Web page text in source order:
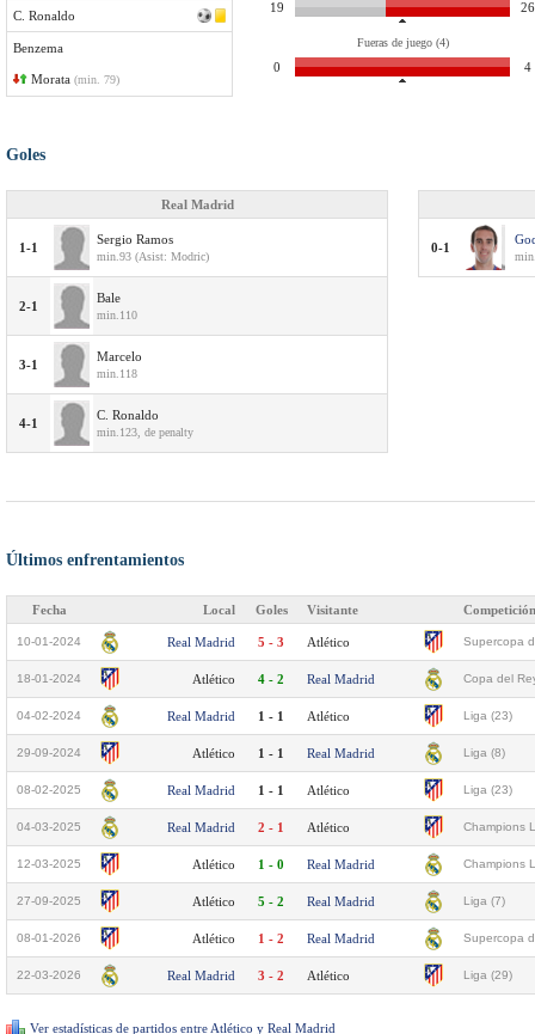
C. Ronaldo
Benzema
Morata (min. 79)
19 26
Fueras de juego (4)
0 4
Goles
Real Madrid
1-1
Sergio Ramos
min.93 (Asist: Modric)
2-1
Bale
min.110
3-1
Marcelo
min.118
4-1
C. Ronaldo
min.123, de penalty
0-1
Últimos enfrentamientos
Fecha Local Goles Visitante Competición
10-01-2024 Real Madrid 5 - 3 Atlético Supercopa
18-01-2024 Atlético 4 - 2 Real Madrid Copa del
04-02-2024 Real Madrid 1 - 1 Atlético Liga (23)
29-09-2024 Atlético 1 - 1 Real Madrid Liga (8)
08-02-2025 Real Madrid 1 - 1 Atlético Liga (23)
04-03-2025 Real Madrid 2 - 1 Atlético Champions
12-03-2025 Atlético 1 - 0 Real Madrid Champions
27-09-2025 Atlético 5 - 2 Real Madrid Liga (7)
08-01-2026 Atlético 1 - 2 Real Madrid Supercopa
22-03-2026 Real Madrid 3 - 2 Atlético Liga (29)
Ver estadísticas de partidos entre Atlético y Real Madrid